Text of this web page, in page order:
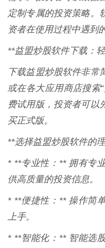
定制专属的投资策略。
资者在使用过程中遇到
**益盟炒股软件下载：
下载益盟炒股软件非常
或在各大应用商店搜索
费试用版，投资者可以
买正式版。
**选择益盟炒股软件的
* **专业性：** 拥有专
供高质量的投资信息。
* **便捷性：** 操作简
上手。
* **智能化：** 智能选